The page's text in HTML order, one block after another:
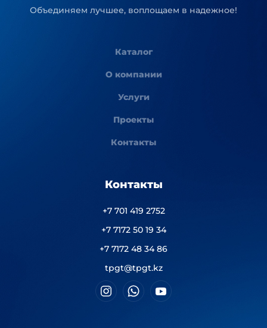
Объединяем лучшее, воплощаем в надежное!
Каталог
О компании
Услуги
Проекты
Контакты
Контакты
+7 701 419 2752
+7 7172 50 19 34
+7 7172 48 34 86
tpgt@tpgt.kz